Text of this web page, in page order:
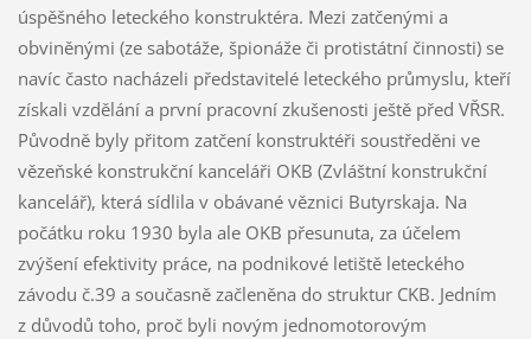
úspěšného leteckého konstruktéra. Mezi zatčenými a
obviněnými (ze sabotáže, špionáže či protistátní činnosti) se
navíc často nacházeli představitelé leteckého průmyslu, kteří
získali vzdělání a první pracovní zkušenosti ještě před VŘSR.
Původně byly přitom zatčení konstruktéři soustředěni ve
vězeňské konstrukční kanceláři OKB (Zvláštní konstrukční
kancelář), která sídlila v obávané věznici Butyrskaja. Na
počátku roku 1930 byla ale OKB přesunuta, za účelem
zvýšení efektivity práce, na podnikové letiště leteckého
závodu č.39 a současně začleněna do struktur CKB. Jedním
z důvodů toho, proč byli novým jednomotorovým